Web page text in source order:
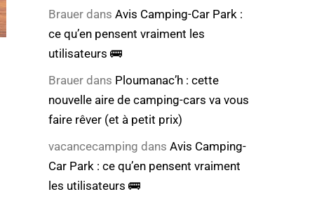
Brauer dans Avis Camping-Car Park :
ce qu’en pensent vraiment les
utilisateurs 🚌
Brauer dans Ploumanac’h : cette
nouvelle aire de camping-cars va vous
faire rêver (et à petit prix)
vacancecamping dans Avis Camping-
Car Park : ce qu’en pensent vraiment
les utilisateurs 🚌